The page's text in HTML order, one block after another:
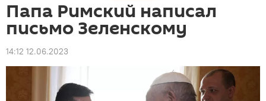
Папа Римский написал
письмо Зеленскому
14:12 12.06.2023